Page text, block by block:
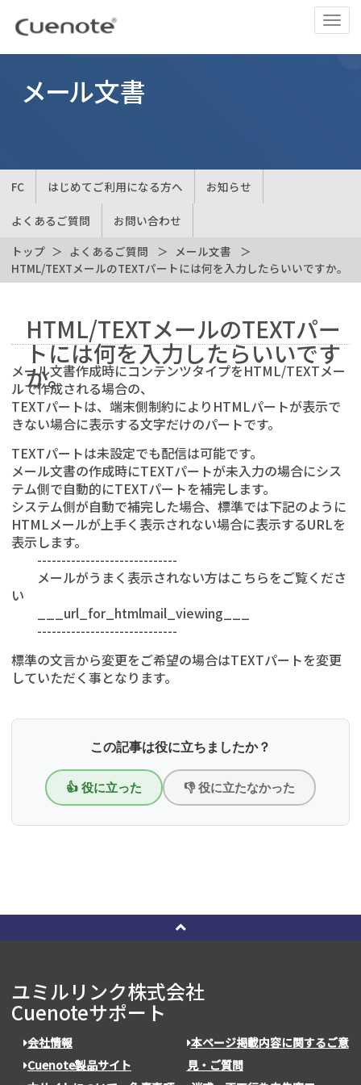
ナ
ビ
ゲ
切
メール文書
FC はじめてご利用になる方へ お知らせ
よくあるご質問
お問い合わせ
トップ
よくあるご質問
メール文書
HTML/TEXTメールのTEXTパートには何を入力したらいいですか。
HTML/TEXTメールのTEXTパー
トには何を入力したらいいです
か。
メール文書作成時にコンテンツタイプをHTML/TEXTメー
ルで作成される場合の、
TEXTパートは、端末側制約によりHTMLパートが表示で
きない場合に表示する文字だけのパートです。
TEXTパートは未設定でも配信は可能です。
メール文書の作成時にTEXTパートが未入力の場合にシス
テム側で自動的にTEXTパートを補完します。
システム側が自動で補完した場合、標準では下記のように
HTMLメールが上手く表示されない場合に表示するURLを
表示します。
-----------------------------
メールがうまく表示されない方はこちらをご覧くださ
い
___url_for_htmlmail_viewing___
-----------------------------
標準の文言から変更をご希望の場合はTEXTパートを変更
していただく事となります。
この記事は役に立ちましたか？
👍 役に立った 👎 役に立たなかった
ユミルリンク株式会社
Cuenoteサポート
会社情報
Cuenote製品サイト
本ページ掲載内容に関するご意
見・ご質問